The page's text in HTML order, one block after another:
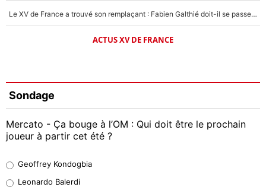
Le XV de France a trouvé son remplaçant : Fabien Galthié doit-il se passer d'Antoine Dupont ?
ACTUS XV DE FRANCE
Sondage
Mercato - Ça bouge à l’OM : Qui doit être le prochain
joueur à partir cet été ?
38%
Geoffrey Kondogbia
Leonardo Balerdi